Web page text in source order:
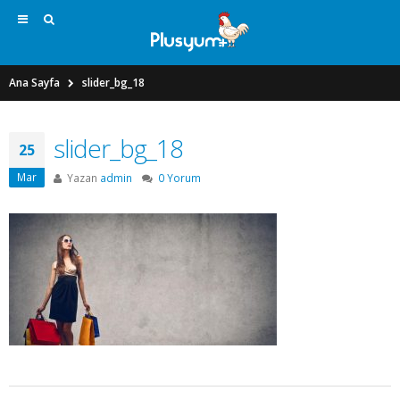
Ana Sayfa slider_bg_18
25
Mar
slider_bg_18
Yazan admin 0 Yorum